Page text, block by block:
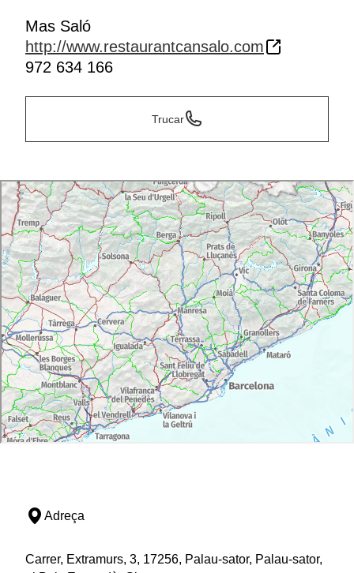
Mas Saló
http://www.restaurantcansalo.com
972 634 166
Trucar
Adreça
Carrer, Extramurs, 3, 17256, Palau-sator, Palau-sator,